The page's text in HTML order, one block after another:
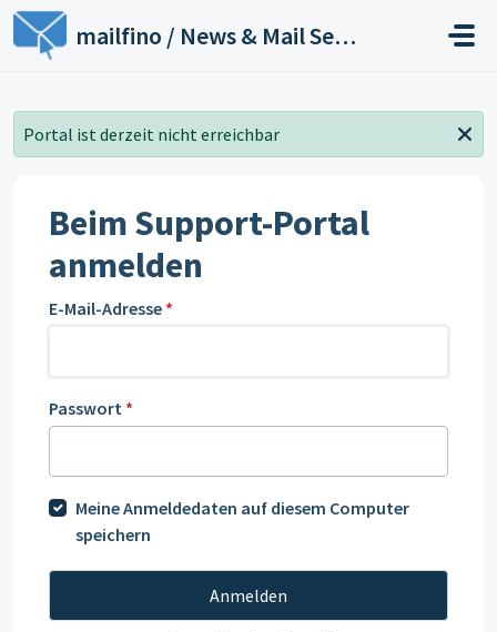
Zum hauptsächlichen Inhalt gehen
mailfino / News & Mail Service
Portal ist derzeit nicht erreichbar
Beim Support-Portal
anmelden
E-Mail-Adresse *
Passwort *
Meine Anmeldedaten auf diesem Computer
speichern
Anmelden